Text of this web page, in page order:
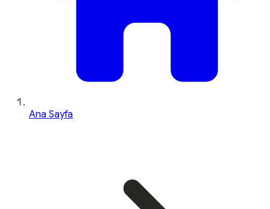
Ana Sayfa